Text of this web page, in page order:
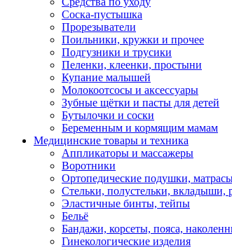
Соска-пустышка
Прорезыватели
Поильники, кружки и прочее
Подгузники и трусики
Пеленки, клеенки, простыни
Купание малышей
Молокоотсосы и аксессуары
Зубные щётки и пасты для детей
Бутылочки и соски
Беременным и кормящим мамам
Медицинские товары и техника
Аппликаторы и массажеры
Воротники
Ортопедические подушки,
Стельки, полустельки, вкладыши,
Эластичные бинты, тейпы
Бельё
Бандажи, корсеты, пояса,
Гинекологические изделия